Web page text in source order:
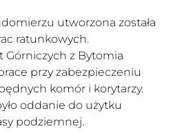
utworzona została
ratunkowych.
Górniczych z Bytomia
przy zabezpieczeniu
komór i korytarzy.
oddanie do użytku
podziemnej.